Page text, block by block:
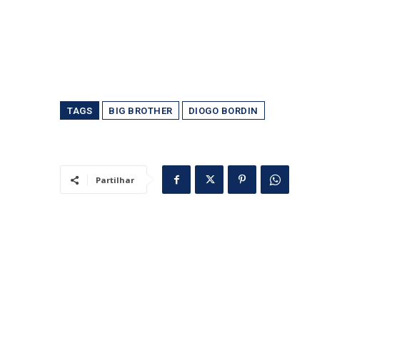
TAGS BIG BROTHER DIOGO BORDIN
Partilhar